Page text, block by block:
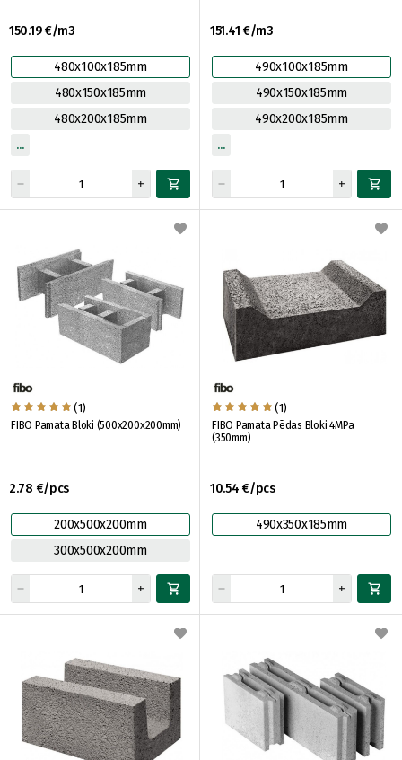
150.19 €/m3
480x100x185mm
480x150x185mm
480x200x185mm
151.41 €/m3
490x100x185mm
490x150x185mm
490x200x185mm
(1)
FIBO Pamata Bloki (500x200x200mm)
2.78 €/pcs
200x500x200mm
300x500x200mm
(1)
FIBO Pamata Pēdas Bloki 4MPa
(350mm)
10.54 €/pcs
490x350x185mm